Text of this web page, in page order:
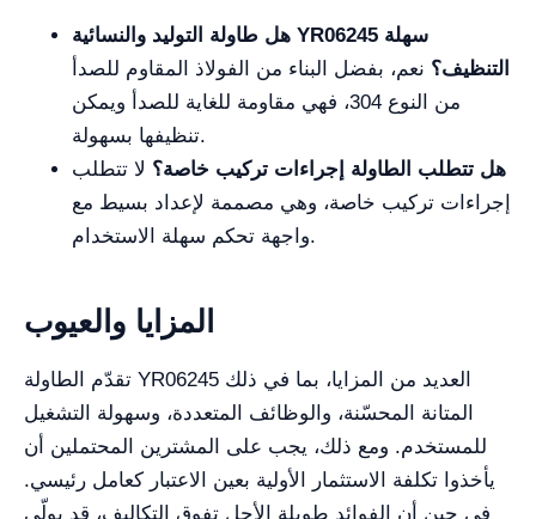
هل طاولة التوليد والنسائية YR06245 سهلة
التنظيف؟ نعم، بفضل البناء من الفولاذ المقاوم للصدأ
من النوع 304، فهي مقاومة للغاية للصدأ ويمكن
تنظيفها بسهولة.
هل تتطلب الطاولة إجراءات تركيب خاصة؟ لا تتطلب
إجراءات تركيب خاصة، وهي مصممة لإعداد بسيط مع
واجهة تحكم سهلة الاستخدام.
المزايا والعيوب
تقدّم الطاولة YR06245 العديد من المزايا، بما في ذلك
المتانة المحسّنة، والوظائف المتعددة، وسهولة التشغيل
للمستخدم. ومع ذلك، يجب على المشترين المحتملين أن
يأخذوا تكلفة الاستثمار الأولية بعين الاعتبار كعامل رئيسي.
في حين أن الفوائد طويلة الأجل تفوق التكاليف، قد يولّي